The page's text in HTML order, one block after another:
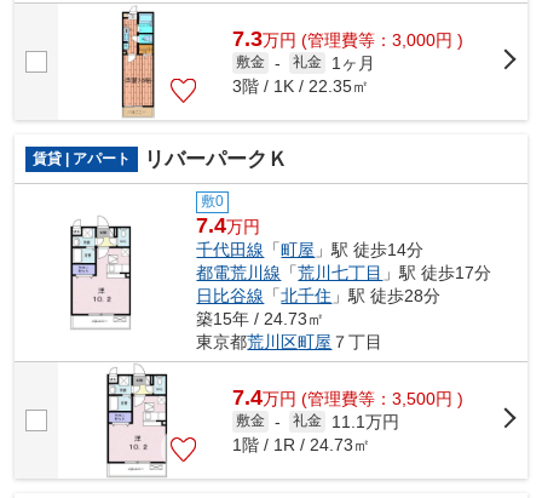
7.3万円 (管理費等：3,000円 )
敷金 - 礼金
1ヶ月
3階 / 1K / 22.35㎡
賃貸 | アパート リバーパークＫ
敷0
7.4万円
千代田線 「町屋 」駅 徒歩14分
都電荒川線 「荒川七丁目 」駅 徒歩17分
日比谷線 「北千住 」駅 徒歩28分
築15年 / 24.73㎡
東京都荒川区町屋 ７丁目
7.4万円 (管理費等：3,500円 )
敷金 - 礼金
11.1万円
1階 / 1R / 24.73㎡